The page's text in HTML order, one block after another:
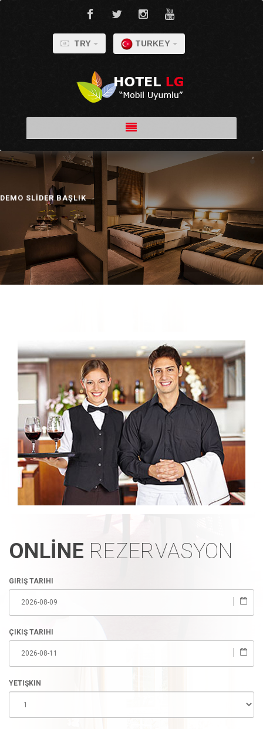
TRY TURKEY
DEMO SLİDER BAŞLIK
Her türlü arzu ve ihtiyaçlarınızı karşılamayı amaçlayan Otelimiz Çevre ilçelerinin tarihi ve doğal güzelliklerini sevdiklerinizle birlikte gezebilirsiniz.
ONLİNE REZERVASYON
GIRIŞ TARIHI
ÇIKIŞ TARIHI
YETIŞKIN